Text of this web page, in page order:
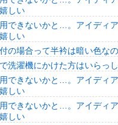
しい
できないかと…。アイディ
しい
の場合って半衿は暗い色な
洗濯機にかけた方はいらっ
できないかと…。アイディ
しい
できないかと…。アイディ
しい